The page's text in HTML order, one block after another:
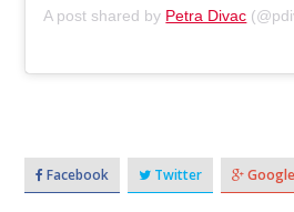
A post shared by Petra Divac
Facebook Twitter